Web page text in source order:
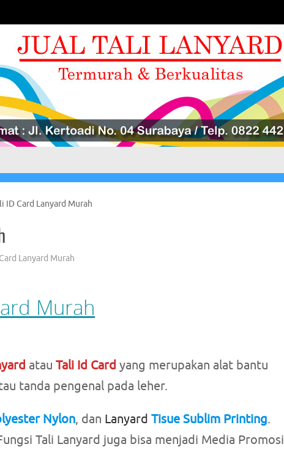
ID Card Lanyard Murah
Lanyard Murah
Murah
atau Tali Id Card yang merupakan alat bantu
tanda pengenal pada leher.
Nylon, dan Lanyard Tisue Sublim Printing.
Tali Lanyard juga bisa menjadi Media Promosi